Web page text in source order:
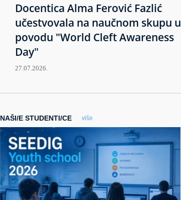
Docentica Alma Ferović Fazlić
učestvovala na naučnom skupu u
povodu "World Cleft Awareness
Day"
27.07.2026.
NAŠI/E STUDENTI/CE više